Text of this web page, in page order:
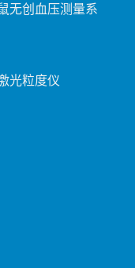
无创血压测量系
光粒度仪